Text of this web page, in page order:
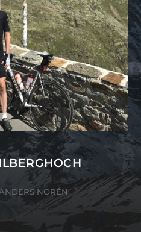
ANDERS NORÉN